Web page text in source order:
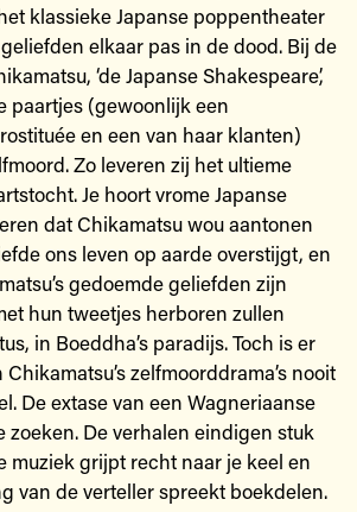
klassieke Japanse poppentheater
elkaar pas in de dood. Bij de
‘de Japanse Shakespeare’,
paartjes (gewoonlijk een
en een van haar klanten)
Zo leveren zij het ultieme
Je hoort vrome Japanse
dat Chikamatsu wou aantonen
ons leven op aarde overstijgt, en
gedoemde geliefden zijn
hun tweetjes herboren zullen
in Boeddha’s paradijs. Toch is er
zelfmoorddrama’s nooit
De extase van een Wagneriaanse
zoeken. De verhalen eindigen stuk
muziek grijpt recht naar je keel en
van de verteller spreekt boekdelen.